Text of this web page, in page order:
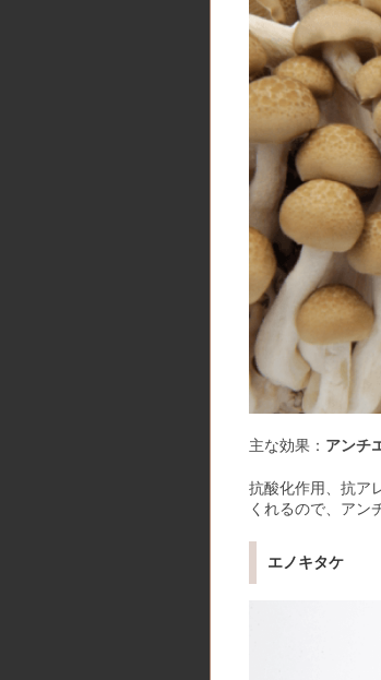
主な効果： アンチ
抗酸化作用、抗ア
くれるので、アン
エノキタケ